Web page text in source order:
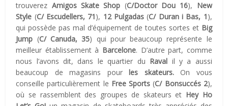
trouverez Amigos Skate Shop (C/Doctor Dou 16), New
Style (C/ Escudellers, 71), 12 Pulgadas (C/ Duran i Bas, 1),
qui possède pas mal d’équipement de toutes sortes et Big
Jump (C/ Canuda, 35) qui pour beaucoup représente le
meilleur établissement à Barcelone. D’autre part, comme
nous l’avons dit, dans le quartier du Raval il y a aussi
beaucoup de magasins pourles skateurs.On vous
conseille particulièrement le Free Sports (C/ Bonsuccés 2),
où se rassemblent des groupes de skateurs et Hey Ho